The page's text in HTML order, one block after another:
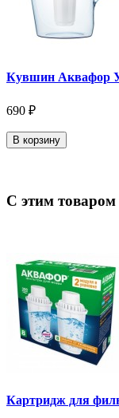
Кувшин Аквафор
690 ₽
В корзину
С этим
Картридж для